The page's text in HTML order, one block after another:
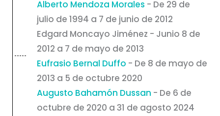
Alberto Mendoza Morales - De 29 de
julio de 1994 a 7 de junio de 2012
Edgard Moncayo Jiménez - Junio 8 de
2012 a 7 de mayo de 2013
Eufrasio Bernal Duffo - De 8 de mayo de
2013 a 5 de octubre 2020
Augusto Bahamón Dussan - De 6 de
octubre de 2020 a 31 de agosto 2024